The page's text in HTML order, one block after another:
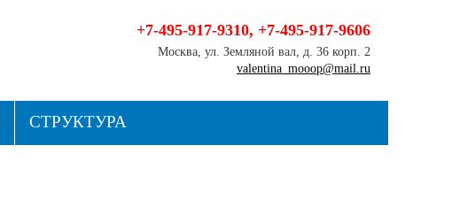
+7-495-917-9310, +7-495-917-9606
Москва, ул. Земляной вал, д. 36 корп. 2
valentina_mooop@mail.ru
СТРУКТУРА